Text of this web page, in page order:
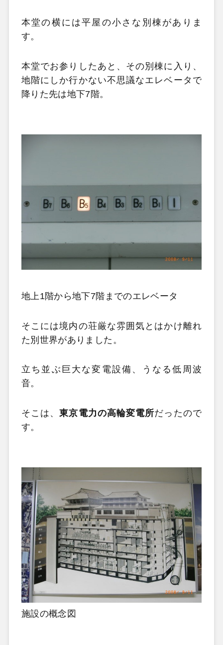
本堂の横には平屋の小さな別棟がありま
す。
本堂でお参りしたあと、その別棟に入り、
地階にしか行かない不思議なエレベータで
降りた先は地下7階。
地上1階から地下7階までのエレベータ
そこには境内の荘厳な雰囲気とはかけ離れ
た別世界がありました。
立ち並ぶ巨大な変電設備、うなる低周波
音。
そこは、東京電力の高輪変電所だったので
す。
施設の概念図